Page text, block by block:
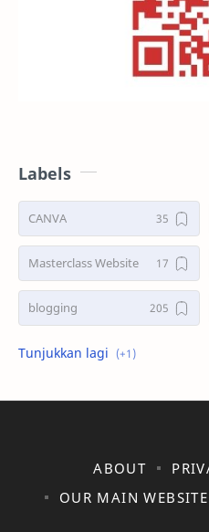
Labels
CANVA
Masterclass Website
blogging
shopee
ABOUT
OUR MAIN WEBSITE